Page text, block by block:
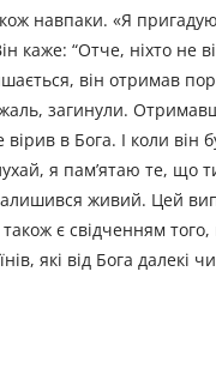
навпаки. «Я
каже: “Отче, ніхто не
він отримав
загинули.
в Бога. І коли він
я пам’ятаю те, що
живий. Цей
є свідченням
які від Бога далекі